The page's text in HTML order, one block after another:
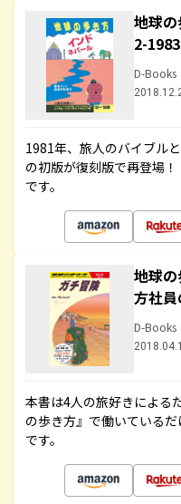
地球
2-
D-Books
1981年、旅人のバイブル
の初版が復刻版で再登場
です。
地球
方社
D-Books
本書は4人の旅好きによる
の歩き方』で働いている
です。